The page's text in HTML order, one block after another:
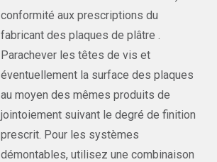
conformité aux prescriptions du
fabricant des plaques de plâtre .
Parachever les têtes de vis et
éventuellement la surface des plaques
au moyen des mêmes produits de
jointoiement suivant le degré de finition
prescrit. Pour les systèmes
démontables, utilisez une combinaison